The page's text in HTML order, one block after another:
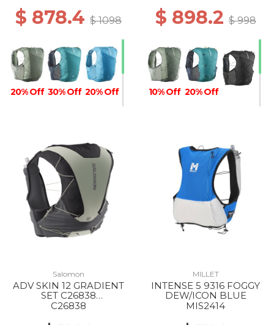
$ 878.4 $ 1098
20% Off 30% Off 20% Off
$ 898.2$ 998
10% Off 20% Off
Salomon
ADV SKIN 12 GRADIENT
SET C26838
PHANTOM/CASTELROC
C26838
MILLET
INTENSE 5 9316 FOGGY
DEW/ICON BLUE
MIS2414